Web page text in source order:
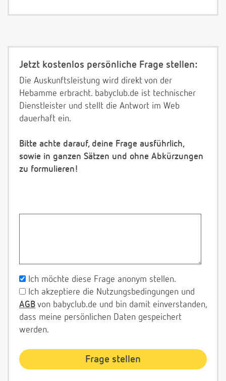
Jetzt kostenlos persönliche Frage stellen:
Die Auskunftsleistung wird direkt von der
Hebamme erbracht. babyclub.de ist technischer
Dienstleister und stellt die Antwort im Web
dauerhaft ein.
Bitte achte darauf, deine Frage ausführlich,
sowie in ganzen Sätzen und ohne Abkürzungen
zu formulieren!
Ich möchte diese Frage anonym stellen.
Ich akzeptiere die Nutzungsbedingungen und
AGB von babyclub.de und bin damit einverstanden,
dass meine persönlichen Daten gespeichert
werden.